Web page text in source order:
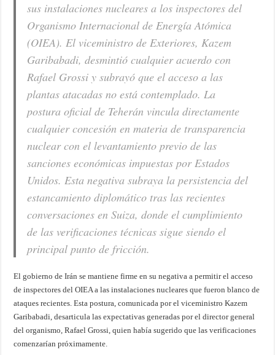
sus instalaciones nucleares a los inspectores del
Organismo Internacional de Energía Atómica
(OIEA). El viceministro de Exteriores, Kazem
Garibabadi, desmintió cualquier acuerdo con
Rafael Grossi y subrayó que el acceso a las
plantas atacadas no está contemplado. La
postura oficial de Teherán vincula directamente
cualquier concesión en materia de transparencia
nuclear con el levantamiento previo de las
sanciones económicas impuestas por Estados
Unidos. Esta negativa subraya la persistencia del
estancamiento diplomático tras las recientes
conversaciones en Suiza, donde el cumplimiento
de las verificaciones técnicas sigue siendo el
principal punto de fricción.
El gobierno de Irán se mantiene firme en su negativa a permitir el acceso
de inspectores del OIEA a las instalaciones nucleares que fueron blanco de
ataques recientes. Esta postura, comunicada por el viceministro Kazem
Garibabadi, desarticula las expectativas generadas por el director general
del organismo, Rafael Grossi, quien había sugerido que las verificaciones
comenzarían próximamente.